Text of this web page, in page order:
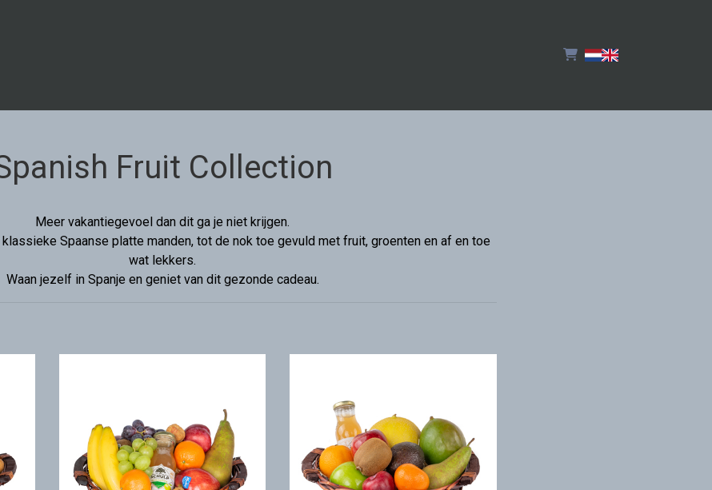
Fruit Collection
Meer vakantiegevoel dan dit ga je niet krijgen.
Spaanse platte manden, tot de nok toe gevuld met fruit, groenten en af en toe
wat lekkers.
Waan jezelf in Spanje en geniet van dit gezonde cadeau.